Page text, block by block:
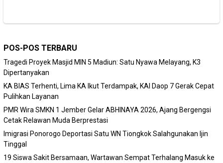
POS-POS TERBARU
Tragedi Proyek Masjid MIN 5 Madiun: Satu Nyawa Melayang, K3
Dipertanyakan
KA BIAS Terhenti, Lima KA Ikut Terdampak, KAI Daop 7 Gerak Cepat
Pulihkan Layanan
PMR Wira SMKN 1 Jember Gelar ABHINAYA 2026, Ajang Bergengsi
Cetak Relawan Muda Berprestasi
Imigrasi Ponorogo Deportasi Satu WN Tiongkok Salahgunakan Ijin
Tinggal
19 Siswa Sakit Bersamaan, Wartawan Sempat Terhalang Masuk ke